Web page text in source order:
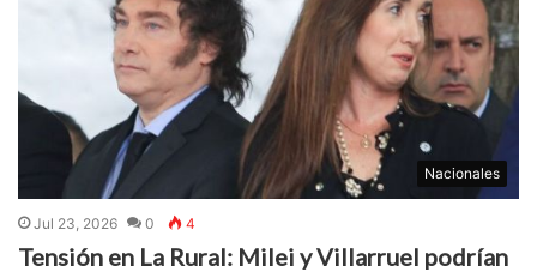
Nacionales
Jul 23, 2026 0 4
Tensión en La Rural: Milei y Villarruel podrían